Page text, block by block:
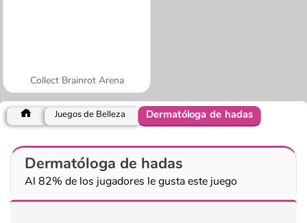
Collect Brainrot Arena
Juegos de Belleza Dermatóloga de hadas
Dermatóloga de hadas
Al 82% de los jugadores le gusta este juego